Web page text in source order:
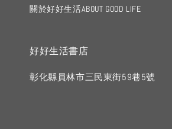
關於好好生活ABOUT GOOD LIFE
好好生活書店
彰化縣員林市三民東街59巷5號